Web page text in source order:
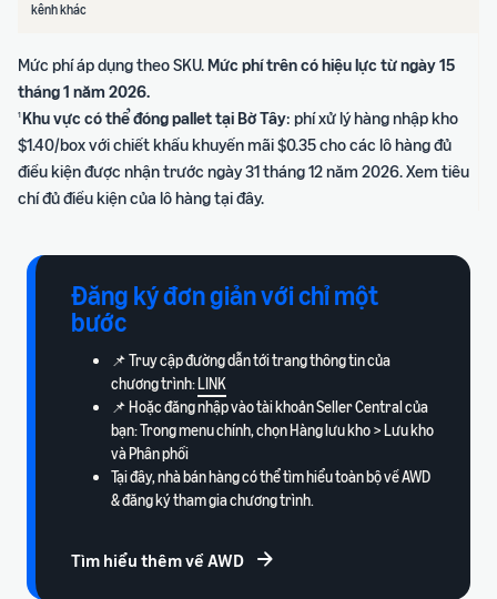
kênh khác
Mức phí áp dụng theo SKU.Mức phí trên có hiệu lực từ ngày 15
tháng 1 năm 2026.
1Khu vực có thể đóng pallet tại Bờ Tây: phí xử lý hàng nhập kho
$1.40/box với chiết khấu khuyến mãi $0.35 cho các lô hàng đủ
điều kiện được nhận trước ngày 31 tháng 12 năm 2026. Xem tiêu
chí đủ điều kiện của lô hàngtại đây.
Đăng ký đơn giản với chỉ một
bước
📌 Truy cập đường dẫn tới trang thông tin của
chương trình:LINK
📌 Hoặc đăng nhập vào tài khoản Seller Central của
bạn: Trong menu chính, chọn Hàng lưu kho > Lưu kho
và Phân phối
Tại đây, nhà bán hàng có thể tìm hiểu toàn bộ về AWD
& đăng ký tham gia chương trình.
Tìm hiểu thêm về AWD